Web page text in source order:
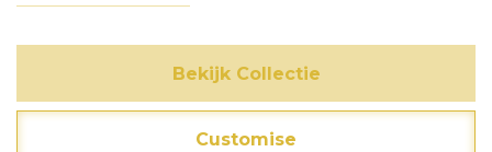
Bekijk Collectie
Customise